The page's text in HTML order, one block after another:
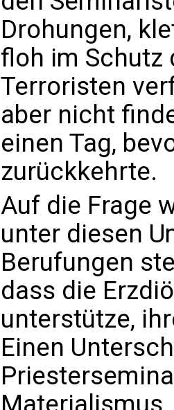
Drohungen,
floh im Schutz
Terroristen
aber nicht
einen Tag,
zurückkehrte.
Auf die Frage
unter diesen
Berufungen
dass die
unterstütze,
Einen